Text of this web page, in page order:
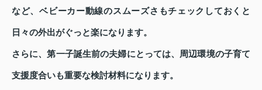
など、ベビーカー動線のスムーズさもチェックしておくと
日々の外出がぐっと楽になります。
さらに、第一子誕生前の夫婦にとっては、周辺環境の子育て
支援度合いも重要な検討材料になります。